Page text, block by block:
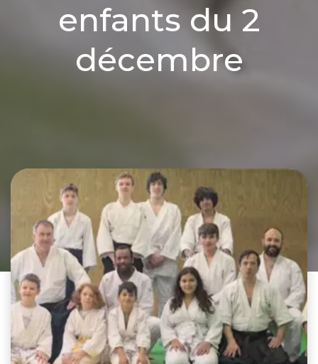
enfants du 2
décembre